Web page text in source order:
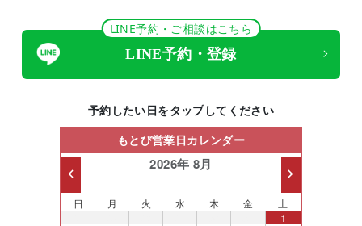
LINE予約・ご相談はこちら
LINE予約・登録
予約したい日をタップしてください
もとび営業日カレンダー
2026年 8月
日 月 火 水 木 金 土
1